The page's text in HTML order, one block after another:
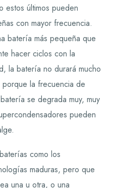
estos últimos pueden
con mayor frecuencia.
batería más pequeña que
hacer ciclos con la
la batería no durará mucho
la frecuencia de
se degrada muy, muy
pueden
como los
maduras, pero que
una u otra, o una